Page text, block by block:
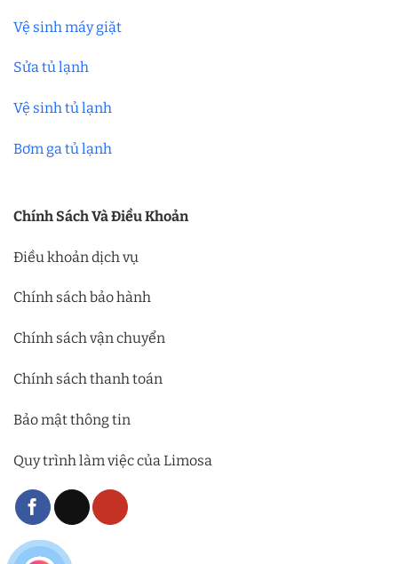
Vệ sinh máy giặt
Sửa tủ lạnh
Vệ sinh tủ lạnh
Bơm ga tủ lạnh
Chính Sách Và Điều Khoản
Điều khoản dịch vụ
Chính sách bảo hành
Chính sách vận chuyển
Chính sách thanh toán
Bảo mật thông tin
Quy trình làm việc của Limosa